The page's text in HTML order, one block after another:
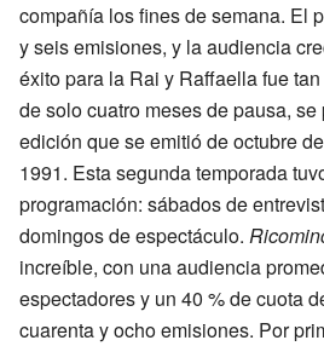
compañía los fines de semana. El
y seis emisiones, y la audiencia
éxito para la Rai y Raffaella fue
de solo cuatro meses de pausa,
edición que se emitió de octubre
1991. Esta segunda temporada
programación: sábados de
domingos de espectáculo.
increíble, con una audiencia
espectadores y un 40 % de cuota
cuarenta y ocho emisiones. Por